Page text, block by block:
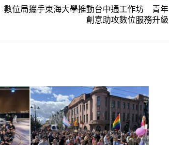
數位局攜手東海大學推動台中通工作坊 青年
創意助攻數位服務升級